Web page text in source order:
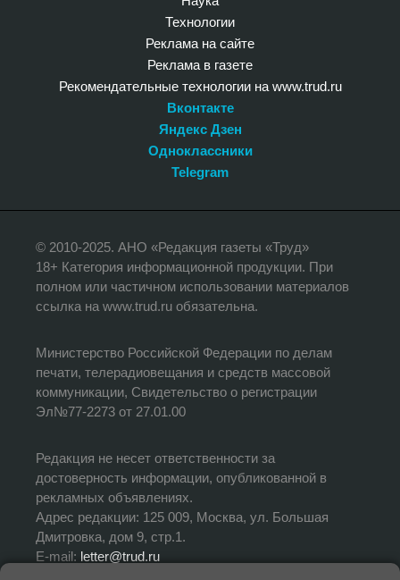
Технологии
Реклама на сайте
Реклама в газете
Рекомендательные технологии на www.trud.ru
Вконтакте
Яндекс Дзен
Одноклассники
Telegram
© 2010-2025. АНО «Редакция газеты «Труд»
18+ Категория информационной продукции. При
полном или частичном использовании материалов
ссылка на www.trud.ru обязательна.
Министерство Российской Федерации по делам
печати, телерадиовещания и средств массовой
коммуникации, Свидетельство о регистрации
Эл№77-2273 от 27.01.00
Редакция не несет ответственности за
достоверность информации, опубликованной в
рекламных объявлениях.
Адрес редакции: 125 009, Москва, ул. Большая
Дмитровка, дом 9, стр.1.
E-mail: letter@trud.ru